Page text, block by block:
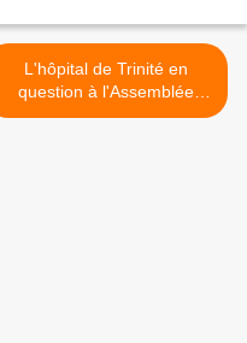
L'hôpital de Trinité en
question à l'Assemblée
nationale >